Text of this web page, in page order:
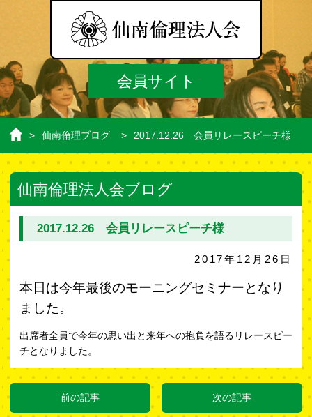
会員サイト
ム
> 仙南倫理ブログ > 2017.12.26 会員リレースピーチ様
仙南倫理法人会ブログ
2017.12.26 会員リレースピーチ様
2017年12月26日
本日は今年最後のモーニングセミナーとなり
ました。
出席者全員で今年の思い出と来年への抱負を語るリレースピー
チとなりました。
前の記事 次の記事